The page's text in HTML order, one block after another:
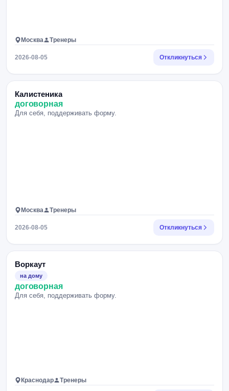
Москва Тренеры
2026-08-05 Откликнуться
Калистеника
договорная
Для себя, поддерживать форму.
Москва Тренеры
2026-08-05 Откликнуться
Воркаут
на дому
договорная
Для себя, поддерживать форму.
Краснодар Тренеры